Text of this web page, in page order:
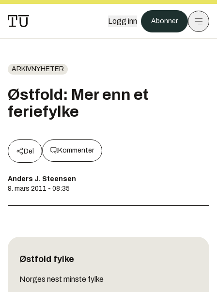
Logg inn Abonner
ARKIVNYHETER
Østfold: Mer enn et
feriefylke
Del Kommenter
Anders J. Steensen
9. mars 2011 - 08:35
Østfold fylke
Norges nest minste fylke